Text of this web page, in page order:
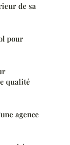
de sa
pour
qualité
agence